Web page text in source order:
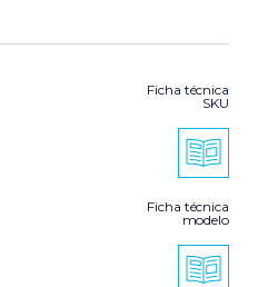
Ficha técnica
SKU
Ficha técnica
modelo